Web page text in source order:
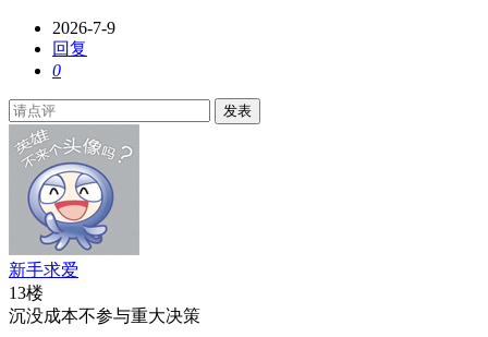
2026-7-9
回复
0
发表
新手求爱
13楼
沉没成本不参与重大决策